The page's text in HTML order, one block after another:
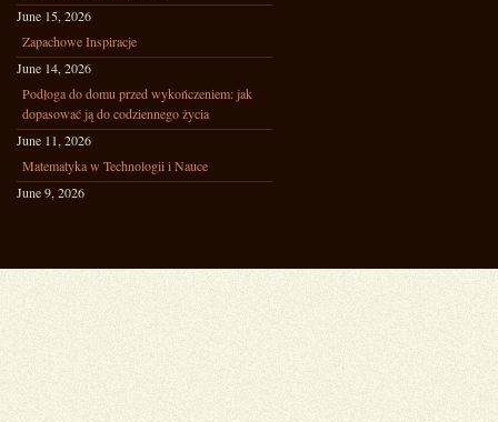
June 15, 2026
Zapachowe Inspiracje
June 14, 2026
Podłoga do domu przed wykończeniem: jak
dopasować ją do codziennego życia
June 11, 2026
Matematyka w Technologii i Nauce
June 9, 2026